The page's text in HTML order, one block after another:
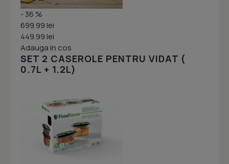
- 36 %
699.99 lei
449.99 lei
Adauga in cos
SET 2 CASEROLE PENTRU VIDAT (
0.7L + 1.2L)